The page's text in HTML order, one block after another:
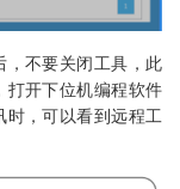
，不要关闭工具，此
打开下位机编程软件
时，可以看到远程工